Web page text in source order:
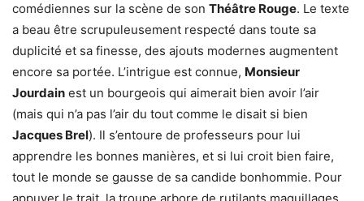
comédiennes sur la scène de son Théâtre Rouge. Le texte
a beau être scrupuleusement respecté dans toute sa
duplicité et sa finesse, des ajouts modernes augmentent
encore sa portée. L’intrigue est connue, Monsieur
Jourdain est un bourgeois qui aimerait bien avoir l’air
(mais qui n’a pas l’air du tout comme le disait si bien
Jacques Brel). Il s’entoure de professeurs pour lui
apprendre les bonnes manières, et si lui croit bien faire,
tout le monde se gausse de sa candide bonhommie. Pour